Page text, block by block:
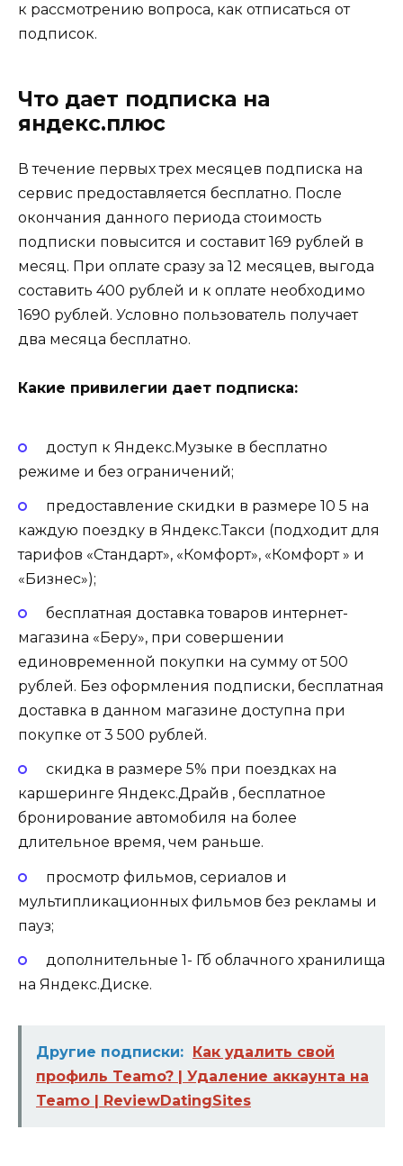
к рассмотрению вопроса, как отписаться от
подписок.
Что дает подписка на
яндекс.плюс
В течение первых трех месяцев подписка на
сервис предоставляется бесплатно. После
окончания данного периода стоимость
подписки повысится и составит 169 рублей в
месяц. При оплате сразу за 12 месяцев, выгода
составить 400 рублей и к оплате необходимо
1690 рублей. Условно пользователь получает
два месяца бесплатно.
Какие привилегии дает подписка:
доступ к Яндекс.Музыке в бесплатно
режиме и без ограничений;
предоставление скидки в размере 10 5 на
каждую поездку в Яндекс.Такси (подходит для
тарифов «Стандарт», «Комфорт», «Комфорт » и
«Бизнес»);
бесплатная доставка товаров интернет-
магазина «Беру», при совершении
единовременной покупки на сумму от 500
рублей. Без оформления подписки, бесплатная
доставка в данном магазине доступна при
покупке от 3 500 рублей.
скидка в размере 5% при поездках на
каршеринге Яндекс.Драйв , бесплатное
бронирование автомобиля на более
длительное время, чем раньше.
просмотр фильмов, сериалов и
мультипликационных фильмов без рекламы и
пауз;
дополнительные 1- Гб облачного хранилища
на Яндекс.Диске.
Другие подписки: Как удалить свой
профиль Teamo? | Удаление аккаунта на
Teamo | ReviewDatingSites